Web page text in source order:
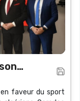
faveur du sport